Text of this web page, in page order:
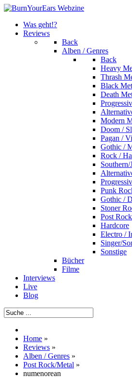
Was geht!?
Reviews
Back
Alben / Genres
Back
Heavy
Thrash
Black
Death
Modern
Doom /
Pagan /
Gothic /
Rock /
Punk
Gothic /
Stoner
Post
Hardcore
Electro /
Singer/
Sonstige
Bücher
Filme
Interviews
Live
Blog
Home »
Reviews »
Alben / Genres »
Post Rock/Metal »
numenorean